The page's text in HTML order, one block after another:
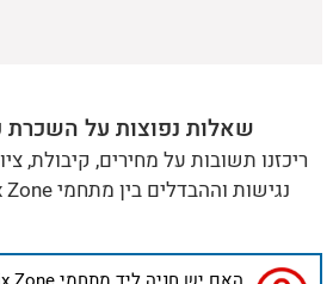
שאלות נפוצות על השכרת
ריכזנו תשובות על מחירים, קיבולת,
נגישות וההבדלים בין מתחמי Mix Zone בלוד ובמודיעין.